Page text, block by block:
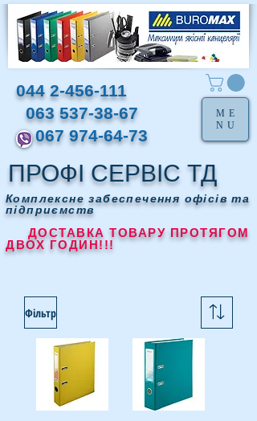
ПРОФІ СЕРВІС ТД
Комплексне забеспечення офісів та
підприємств
ДОСТАВКА ТОВАРУ ПРОТЯГОМ
ДВОХ ГОДИН!!!
044 2-456-111
063 537-38-67
067 974-64-73
ME
NU
Фільтр